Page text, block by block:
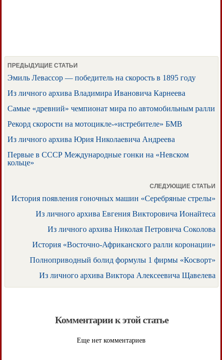
ПРЕДЫДУЩИЕ СТАТЬИ
Эмиль Левассор — победитель на скорость в 1895 году
Из личного архива Владимира Ивановича Карнеева
Самые «древний» чемпионат мира по автомобильным ралли
Рекорд скорости на мотоцикле-«истребителе» БМВ
Из личного архива Юрия Николаевича Андреева
Первые в СССР Международные гонки на «Невском
кольце»
СЛЕДУЮЩИЕ СТАТЬИ
История появления гоночных машин «Серебряные стрелы»
Из личного архива Евгения Викторовича Ионайтеса
Из личного архива Николая Петровича Соколова
История «Восточно-Африканского ралли коронации»
Полноприводный болид формулы 1 фирмы «Косворт»
Из личного архива Виктора Алексеевича Щавелева
Комментарии к этой статье
Еще нет комментариев